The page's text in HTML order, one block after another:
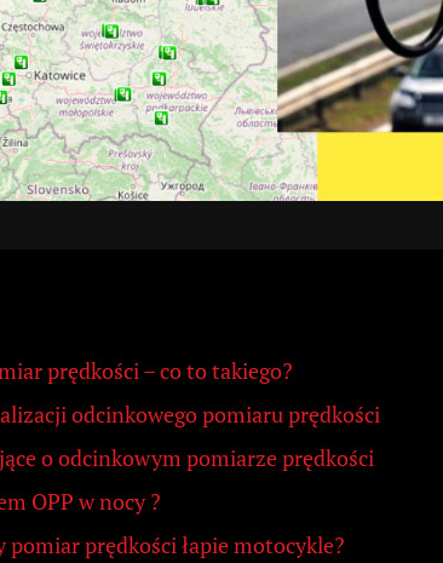
prędkości – co to takiego?
odcinkowego pomiaru prędkości
o odcinkowym pomiarze prędkości
OPP w nocy ?
pomiar prędkości łapie motocykle?